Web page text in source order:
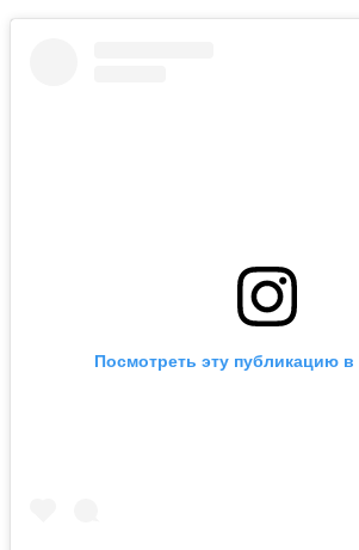
Посмотреть эту публикацию в